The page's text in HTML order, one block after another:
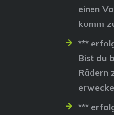
einen
komm
***
Bist du
Rädern
***